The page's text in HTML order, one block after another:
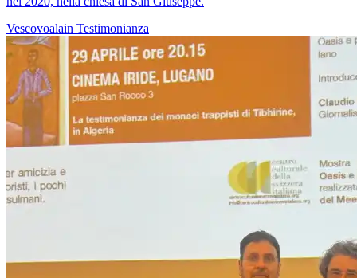
Vescovoalain Testimonianza